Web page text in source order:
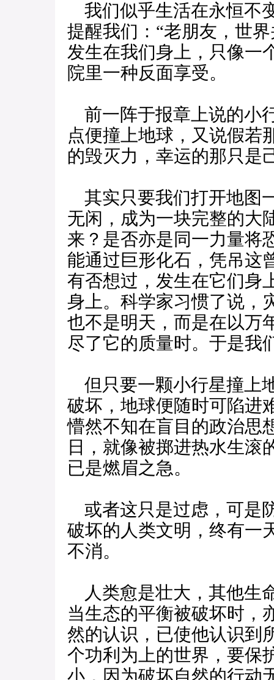
我们似乎生活在永恒不
提醒我们：“老朋友，世
发生在我们身上，只像一
院里一种反面享受。
前一阵于报章上说的小
点便撞上地球，又说假若
的毁灭力，幸运的那只是
其实只要我们打开地图
无闲，成为一块完整的大
来？是否亦是同一力量将
能通过巨形化石，凭吊这
有否想过，发生在它们身
身上。科学家习惯了说，
也不是明天，而是在以万
尽了它的质量时。于是我
但只要一颗小行星撞上
破坏，地球便随时可陷进
懵然不知在盲目的政治思
日，就像被掷进热水生滚
已是燃眉之急。
或者这只是过虑，可是
破坏的人类文明，终有一
不消。
人类愈是壮大，其他生
当生态的平衡被破坏时，
然的认识，已使他认识到
个功利为上的世界，要保
小，因为破坏自然的行动